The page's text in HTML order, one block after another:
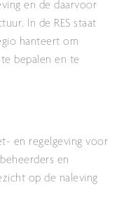
en de daarvoor
In de RES staat
hanteert om
bepalen en te
en regelgeving voor
en
op de naleving